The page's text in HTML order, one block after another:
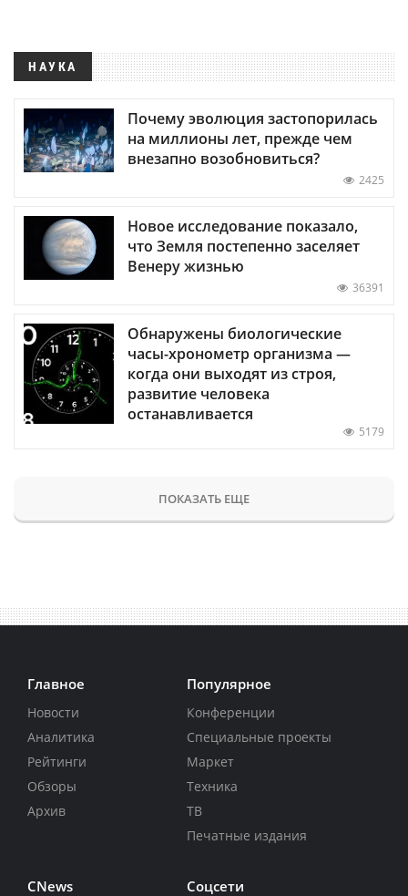
НАУКА
Почему эволюция застопорилась
на миллионы лет, прежде чем
внезапно возобновиться?
2425
Новое исследование показало,
что Земля постепенно заселяет
Венеру жизнью
36391
Обнаружены биологические
часы-хронометр организма —
когда они выходят из строя,
развитие человека
останавливается
5179
ПОКАЗАТЬ ЕЩЕ
Главное
Новости
Аналитика
Рейтинги
Обзоры
Архив
Популярное
Конференции
Специальные проекты
Маркет
Техника
ТВ
Печатные издания
CNews Соцсети